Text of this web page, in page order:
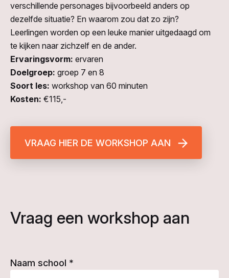
verschillende personages bijvoorbeeld anders op
dezelfde situatie? En waarom zou dat zo zijn?
Leerlingen worden op een leuke manier uitgedaagd om
te kijken naar zichzelf en de ander.
Ervaringsvorm: ervaren
Doelgroep: groep 7 en 8
Soort les: workshop van 60 minuten
Kosten: €115,-
VRAAG HIER DE WORKSHOP AAN
Vraag een workshop aan
Naam school *